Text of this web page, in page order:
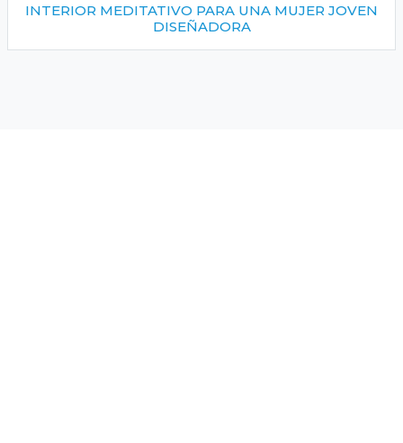
INTERIOR MEDITATIVO PARA UNA MUJER JOVEN
DISEÑADORA